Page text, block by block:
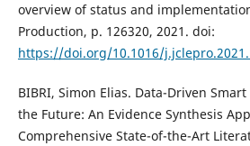
overview of status and
Production, p. 126320, 2021. doi:
https://doi.org/10.1016/
BIBRI, Simon Elias. Data-Driven
the Future: An Evidence Synthesis
Comprehensive State-of-the-Art